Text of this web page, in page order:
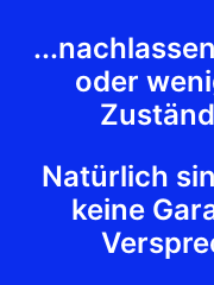
oder
Natürlich
keine